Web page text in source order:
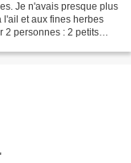
Je n'avais presque plus
et aux fines herbes
2 personnes : 2 petits